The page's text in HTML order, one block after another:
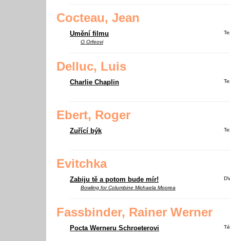
Cocteau, Jean
Umění filmu
O Orfeovi
Delluc, Luis
Charlie Chaplin
Ebert, Roger
Zuřící býk
Evitchka
Zabiju tě a potom bude mír!
Bowling for ColumbineMichaela Moorea
Fassbinder, Rainer Werner
Pocta Werneru Schroeterovi